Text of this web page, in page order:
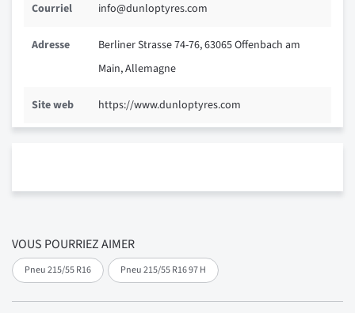
VOUS POURRIEZ AIMER
Pneu 215/55 R16 Pneu 215/55 R16 97 H
Courriel info@dunloptyres.com
Adresse
Berliner Strasse 74-76, 63065 Offenbach am
Main, Allemagne
Site web https://www.dunloptyres.com